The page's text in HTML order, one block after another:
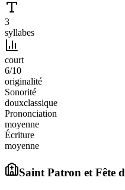
3
syllabes
court
6/10
originalité
Sonorité
douxclassique
Prononciation
moyenne
Écriture
moyenne
Saint Patron et Fête